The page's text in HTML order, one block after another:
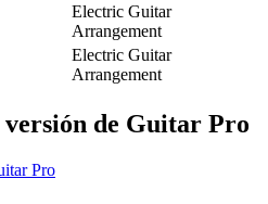
Electric Guitar
Arrangement
Electric Guitar
Arrangement
de Guitar Pro
Pro